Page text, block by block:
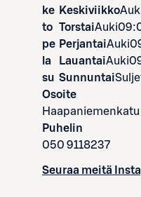
ke Keskiviikko
to TorstaiAuki
pe PerjantaiAuki
la
LauantaiAuki
su Sunnuntai
Osoite
Puhelin
050 9118237
Seuraa meitä